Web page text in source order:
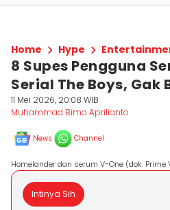
Home Hype
8 Supes Pengguna
Serial The Boys, Gak
11 Mei 2026, 20:08 WIB
Muhammad Bimo Aprilianto
News Channel
Homelander dan serum V-One (dok. Prime
Intinya Sih